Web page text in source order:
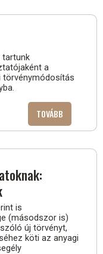
SZEMLE
tartunk
a
TOVÁBB
is
(másodszor is)
új törvényt,
köti az anyagi